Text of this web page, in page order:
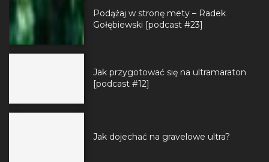
Podążaj w stronę mety – Radek
Gołębiewski [podcast #23]
Jak przygotować się na ultramaraton
[podcast #12]
Jak dojechać na gravelowe ultra?